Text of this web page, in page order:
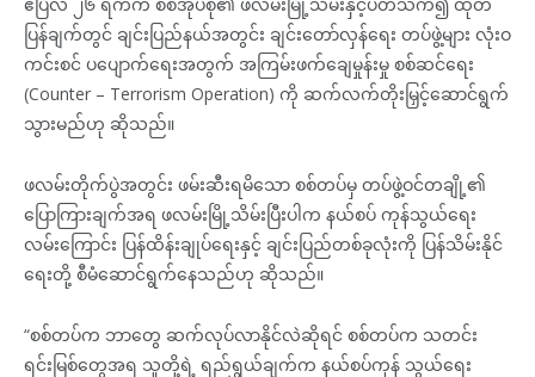
ပြန်ချက်တွင် ချင်းပြည်နယ်အတွင်း ချင်းတော်လှန်ရေး တပ်ဖွဲ့များ လုံးဝ
ကင်းစင် ပပျောက်ရေးအတွက် အကြမ်းဖက်ချေမှုန်းမှု စစ်ဆင်ရေး
(Counter – Terrorism Operation) ကို ဆက်လက်တိုးမြှင့်ဆောင်ရွက်
သွားမည်ဟု ဆိုသည်။
ဖလမ်းတိုက်ပွဲအတွင်း ဖမ်းဆီးရမိသော စစ်တပ်မှ တပ်ဖွဲ့ဝင်တချို့၏
ပြောကြားချက်အရ ဖလမ်းမြို့သိမ်းပြီးပါက နယ်စပ် ကုန်သွယ်ရေး
လမ်းကြောင်း ပြန်ထိန်းချုပ်ရေးနှင့် ချင်းပြည်တစ်ခုလုံးကို ပြန်သိမ်းနိုင်
ရေးတို့ စီမံဆောင်ရွက်နေသည်ဟု ဆိုသည်။
“စစ်တပ်က ဘာတွေ ဆက်လုပ်လာနိုင်လဲဆိုရင် စစ်တပ်က သတင်း
ရင်းမြစ်တွေအရ သူတို့ရဲ့ ရည်ရွယ်ချက်က နယ်စပ်ကုန် သွယ်ရေး